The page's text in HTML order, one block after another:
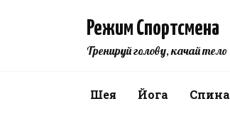
Режим Спортсмена
Тренируй голову, качай тело
Шея Йога Спина